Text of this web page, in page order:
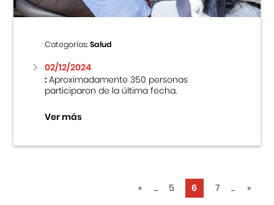
Categorías:Salud
02/12/2024
:Aproximadamente 350 personas
participaron de la última fecha.
Ver más
« ... 5 6 7 ... »